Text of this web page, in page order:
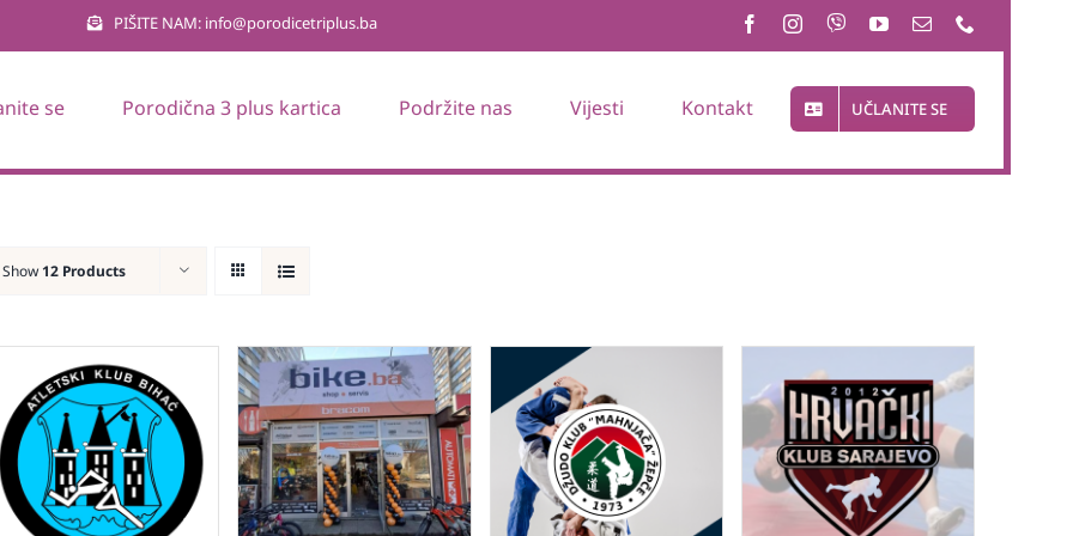
PIŠITE NAM: info@porodicetriplus.ba
se Porodična 3 plus kartica Podržite nas Vijesti Kontakt UČLANITE SE
Show 12 Products